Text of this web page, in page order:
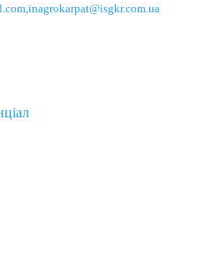
, inagrokarpat@isgkr.com.ua